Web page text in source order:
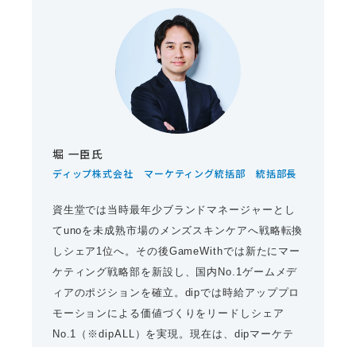
堀 一臣氏
ディップ株式会社 マーケティング統括部 統括部長
資生堂では当時最年少ブランドマネージャーとし
てunoを未成熟市場のメンズスキンケアへ戦略転換
しシェア1位へ。その後GameWithでは新たにマー
ケティング戦略部を新設し、国内No.1ゲームメデ
ィアのポジションを確立。dipでは時給アッププロ
モーションによる価値づくりをリードしシェア
No.1（※dipALL）を実現。現在は、dipマーケテ